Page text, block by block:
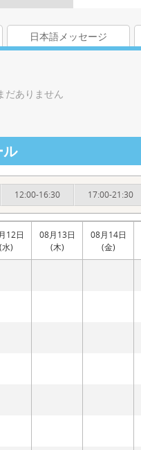
日本語メッセージ
だありません
12:00-16:30 17:00-21:30
12日
(水)
08月13日
(木)
08月14日
(金)